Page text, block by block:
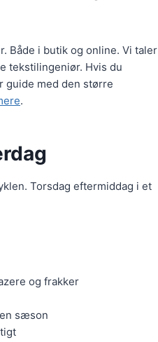
Både i butik og online. Vi taler
tekstilingeniør. Hvis du
guide med den større
.
Torsdag eftermiddag i et
og frakker
sæson